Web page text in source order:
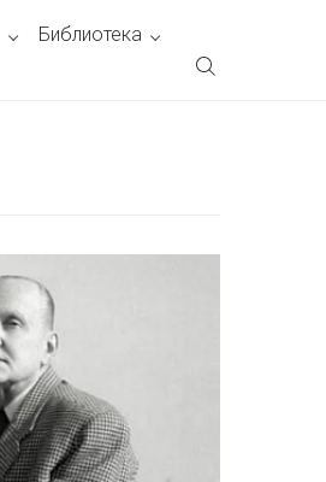
Библиотека